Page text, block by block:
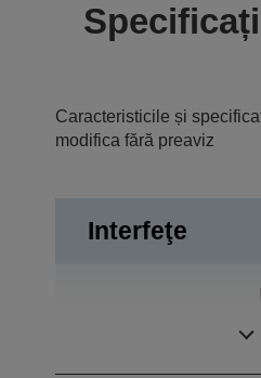
Caracteristicile și
modifica fără preaviz
Interfeţe